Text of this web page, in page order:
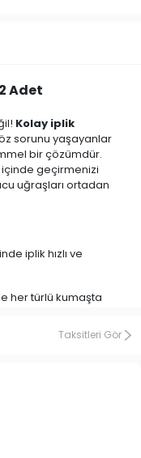
Adet
Kolay iplik
sorunu yaşayanlar
bir çözümdür.
içinde geçirmenizi
uğraşları ortadan
iplik hızlı ve
her türlü kumaşta
dayanıklı ve güvenli
Taksitleri Gör